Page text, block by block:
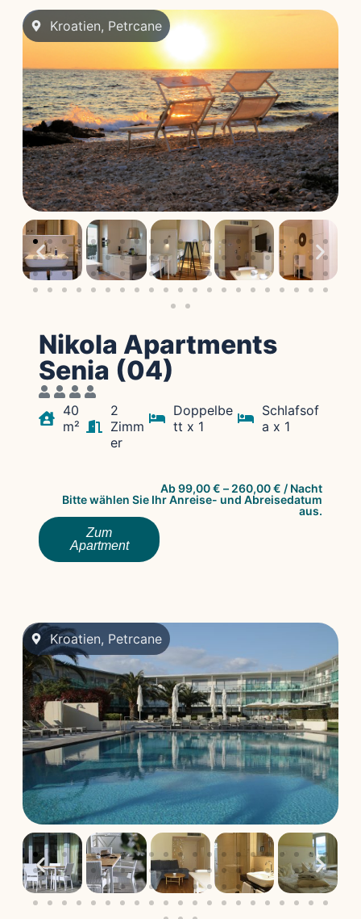
Kroatien, Petrcane
Nikola Apartments
Senia (04)
40
m²
2
Zimm
er
Doppelbe
tt x 1
Schlafsof
a x 1
Ab99,00€ – 260,00€ / Nacht
Bitte wählen Sie Ihr Anreise- und Abreisedatum
aus.
Zum
Apartment
Kroatien, Petrcane